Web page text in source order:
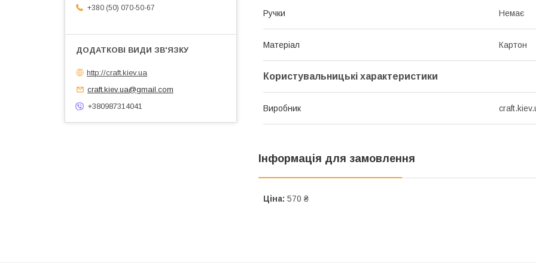
Ручки Немає
Матеріал Картон
Користувальницькі характеристики
Виробник
Інформація для замовлення
Ціна: 570 ₴
+380 (50) 070-50-67
http://craft.kiev.ua
craft.kiev.ua@gmail.com
+380987314041